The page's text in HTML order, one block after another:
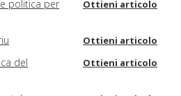
politica per
Ottieni articolo
Ottieni articolo
del
Ottieni articolo